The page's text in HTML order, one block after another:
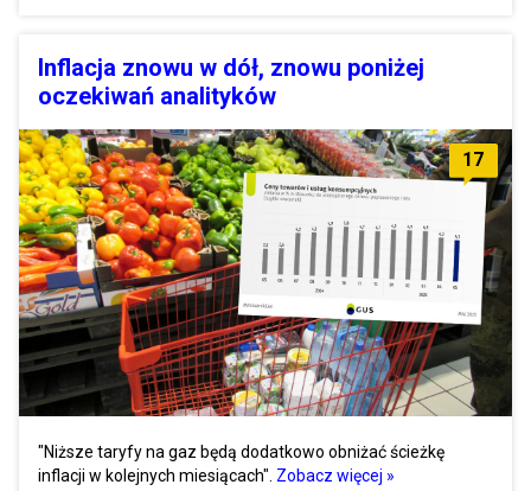
Inflacja znowu w dół, znowu poniżej
oczekiwań analityków
17
"Niższe taryfy na gaz będą dodatkowo obniżać ścieżkę
inflacji w kolejnych miesiącach". Zobacz więcej »